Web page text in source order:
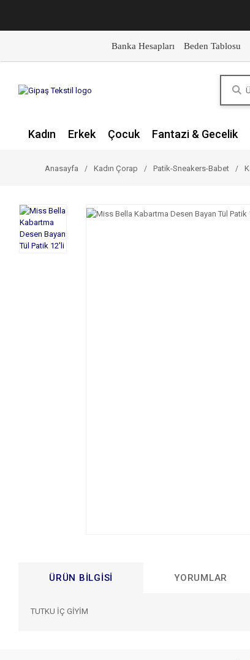
Banka Hesapları Beden Tablosu
Kadın Erkek Çocuk Fantazi & Gecelik
Anasayfa Kadın Çorap Patik-Sneakers-Babet
ÜRÜN BILGISI YORUMLAR
TUTKU İÇ GİYİM